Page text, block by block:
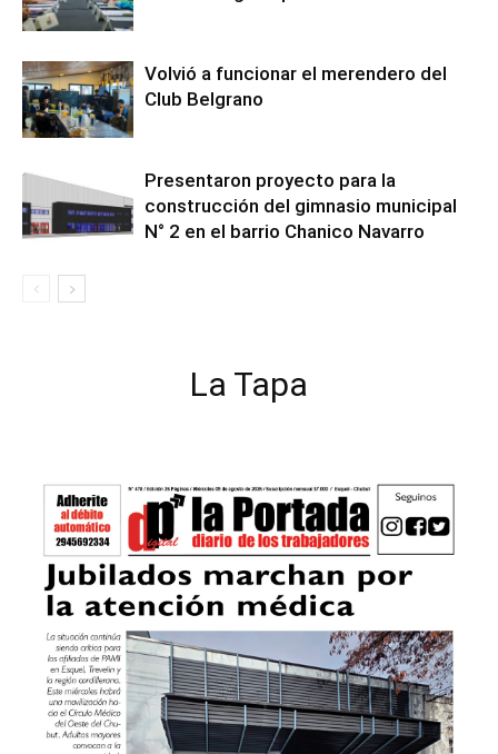
Volvió a funcionar el merendero del
Club Belgrano
Presentaron proyecto para la
construcción del gimnasio municipal
N° 2 en el barrio Chanico Navarro
La Tapa